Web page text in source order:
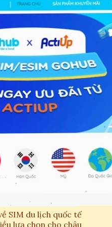
SIM du lịch quốc tế
lựa chọn cho châu